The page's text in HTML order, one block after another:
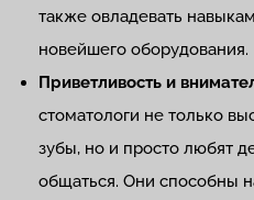
также овладевать
новейшего оборудования.
Приветливость и
стоматологи не только
зубы, но и просто любят
общаться. Они способны